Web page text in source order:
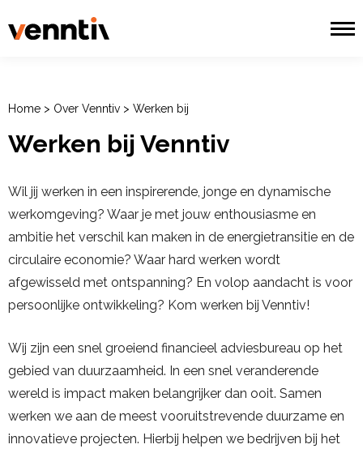
Home > Over Venntiv > Werken bij
Werken bij Venntiv
Wil jij werken in een inspirerende, jonge en dynamische
werkomgeving? Waar je met jouw enthousiasme en
ambitie het verschil kan maken in de energietransitie en de
circulaire economie? Waar hard werken wordt
afgewisseld met ontspanning? En volop aandacht is voor
persoonlijke ontwikkeling? Kom werken bij Venntiv!
Wij zijn een snel groeiend financieel adviesbureau op het
gebied van duurzaamheid. In een snel veranderende
wereld is impact maken belangrijker dan ooit. Samen
werken we aan de meest vooruitstrevende duurzame en
innovatieve projecten. Hierbij helpen we bedrijven bij het